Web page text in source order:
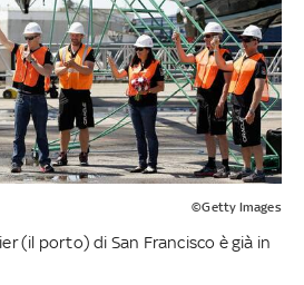
©Getty Images
(il porto) di San Francisco è già in